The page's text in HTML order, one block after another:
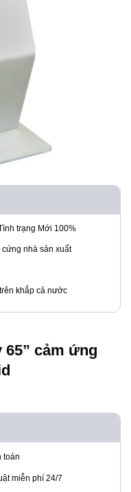
trạng Mới 100%
nhà sản xuất
khắp cả nước
65” cảm ứng
toán
miễn phí 24/7